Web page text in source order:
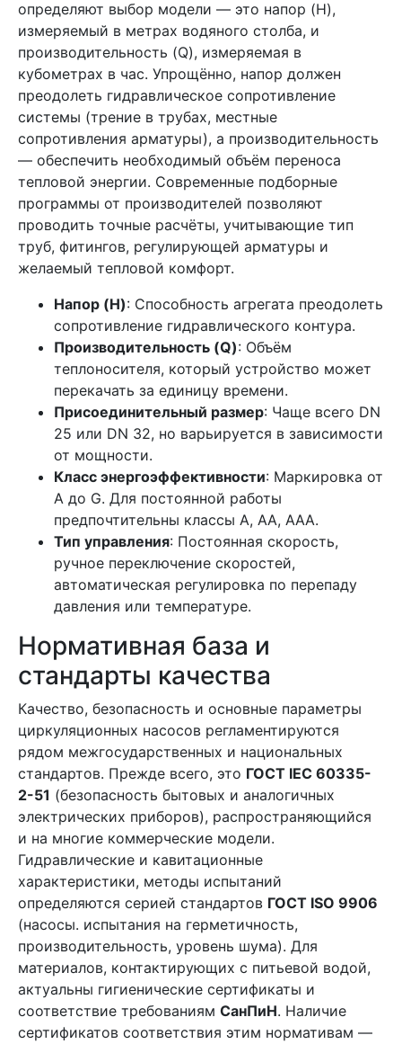
определяют выбор модели — это напор (H),
измеряемый в метрах водяного столба, и
производительность (Q), измеряемая в
кубометрах в час. Упрощённо, напор должен
преодолеть гидравлическое сопротивление
системы (трение в трубах, местные
сопротивления арматуры), а производительность
— обеспечить необходимый объём переноса
тепловой энергии. Современные подборные
программы от производителей позволяют
проводить точные расчёты, учитывающие тип
труб, фитингов, регулирующей арматуры и
желаемый тепловой комфорт.
Напор (H): Способность агрегата преодолеть
сопротивление гидравлического контура.
Производительность (Q): Объём
теплоносителя, который устройство может
перекачать за единицу времени.
Присоединительный размер: Чаще всего DN
25 или DN 32, но варьируется в зависимости
от мощности.
Класс энергоэффективности: Маркировка от
A до G. Для постоянной работы
предпочтительны классы A, AA, AAA.
Тип управления: Постоянная скорость,
ручное переключение скоростей,
автоматическая регулировка по перепаду
давления или температуре.
Нормативная база и
стандарты качества
Качество, безопасность и основные параметры
циркуляционных насосов регламентируются
рядом межгосударственных и национальных
стандартов. Прежде всего, это ГОСТ IEC 60335-
2-51 (безопасность бытовых и аналогичных
электрических приборов), распространяющийся
и на многие коммерческие модели.
Гидравлические и кавитационные
характеристики, методы испытаний
определяются серией стандартов ГОСТ ISO 9906
(насосы. испытания на герметичность,
производительность, уровень шума). Для
материалов, контактирующих с питьевой водой,
актуальны гигиенические сертификаты и
соответствие требованиям СанПиН. Наличие
сертификатов соответствия этим нормативам —